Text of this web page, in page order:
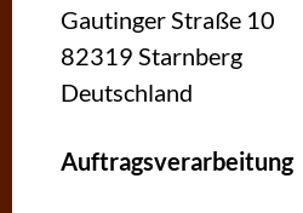
Gautinger Straße 10
82319 Starnberg
Deutschland
Auftragsverarbeitung